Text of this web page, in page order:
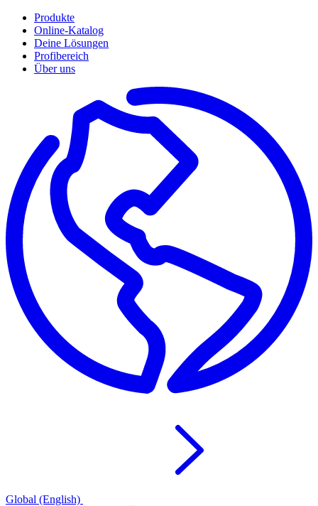
Produkte
Online-Katalog
Deine Lösungen
Profibereich
Über uns
Global (English)